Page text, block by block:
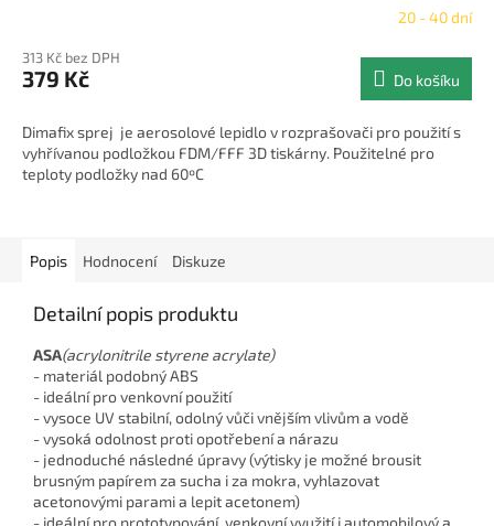
produktu
je
z
hvězdiček.
20 - 40 dní
313 Kč bez DPH
379 Kč Do košíku
Dimafix sprej je aerosolové lepidlo v rozprašovači pro použití s
vyhřívanou podložkou FDM/FFF 3D tiskárny. Použitelné pro
teploty podložky nad 60ºC
Popis Hodnocení Diskuze
Detailní popis produktu
ASA(acrylonitrile styrene acrylate)
- materiál podobný ABS
- ideální pro venkovní použití
- vysoce UV stabilní, odolný vůči vnějším vlivům a vodě
- vysoká odolnost proti opotřebení a nárazu
- jednoduché následné úpravy (výtisky je možné brousit
brusným papírem za sucha i za mokra, vyhlazovat
acetonovými parami a lepit acetonem)